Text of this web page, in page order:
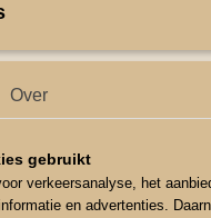
met steentje
de oortje is van elastisch
Over
gebruikt
verkeersanalyse, het
en advertenties.